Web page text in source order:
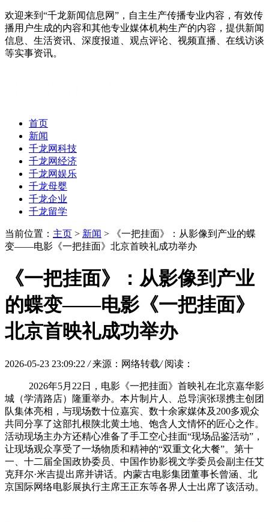
欢迎来到“千龙新闻信息网”，自主生产传播专业内容，有效传
播用户生成的内容和其他专业媒体机构生产的内容，提供新闻
信息、生活资讯、深度报道、观点评论、视频直播、在线访谈
等实事资讯。
首页
新闻
千龙网科技
千龙网经济
千龙网娱乐
千龙母婴
千龙企业
千龙留学
当前位置： 主页 > 新闻 > 《一把挂面》：从影像到产业的蝶
变——电影《一把挂面》北京首映礼成功举办
《一把挂面》：从影像到产业
的蝶变——电影《一把挂面》
北京首映礼成功举办
2026-05-23 23:09:22 / 来源：网络转载/ 阅读：
2026年5月22日，电影《一把挂面》首映礼在北京嘉华影
城（学清路店）隆重举办。本片制片人、总导演张璟携主创团
队集体亮相，与现场数十位嘉宾、数十余家媒体及200多观众
共同分享了这部扎根陕北黄土地、饱含人文情怀的匠心之作。
活动现场主办方还精心准备了手工空心挂面“现场品鉴活动”，
让现场观众享受了一场物质和精神的“双重文化大餐”。第十
一、十二届全国政协委员、中国作协影视文学委员会副主任艾
克拜尔·米吉提出席并讲话。内蒙古电影集团董事长曾涵、北
京国际网络电影展执行主席王正东等各界人士出席了该活动。